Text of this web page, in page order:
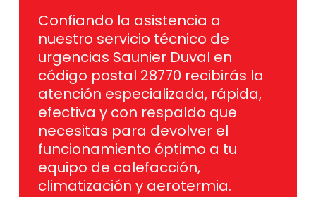
Confiando la asistencia a
nuestro servicio técnico de
urgencias Saunier Duval en
código postal 28770 recibirás la
atención especializada, rápida,
efectiva y con respaldo que
necesitas para devolver el
funcionamiento óptimo a tu
equipo de calefacción,
climatización y aerotermia.